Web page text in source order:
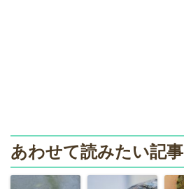
あわせて読みたい記事